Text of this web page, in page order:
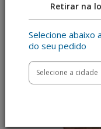
Retirar na
Selecione abaixo
do seu pedido